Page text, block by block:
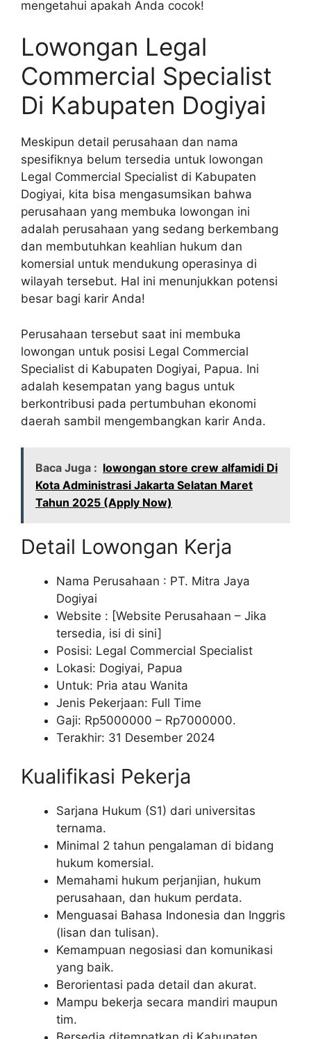
mengetahui apakah Anda cocok!
Lowongan Legal
Commercial Specialist
Di Kabupaten Dogiyai
Meskipun detail perusahaan dan nama
spesifiknya belum tersedia untuk lowongan
Legal Commercial Specialist di Kabupaten
Dogiyai, kita bisa mengasumsikan bahwa
perusahaan yang membuka lowongan ini
adalah perusahaan yang sedang berkembang
dan membutuhkan keahlian hukum dan
komersial untuk mendukung operasinya di
wilayah tersebut. Hal ini menunjukkan potensi
besar bagi karir Anda!
Perusahaan tersebut saat ini membuka
lowongan untuk posisi Legal Commercial
Specialist di Kabupaten Dogiyai, Papua. Ini
adalah kesempatan yang bagus untuk
berkontribusi pada pertumbuhan ekonomi
daerah sambil mengembangkan karir Anda.
Baca Juga : lowongan store crew alfamidi Di
Kota Administrasi Jakarta Selatan Maret
Tahun 2025 (Apply Now)
Detail Lowongan Kerja
Nama Perusahaan : PT. Mitra Jaya
Dogiyai
Website : [Website Perusahaan – Jika
tersedia, isi di sini]
Posisi: Legal Commercial Specialist
Lokasi: Dogiyai, Papua
Untuk: Pria atau Wanita
Jenis Pekerjaan: Full Time
Gaji: Rp5000000 – Rp7000000.
Terakhir: 31 Desember 2024
Kualifikasi Pekerja
Sarjana Hukum (S1) dari universitas
ternama.
Minimal 2 tahun pengalaman di bidang
hukum komersial.
Memahami hukum perjanjian, hukum
perusahaan, dan hukum perdata.
Menguasai Bahasa Indonesia dan Inggris
(lisan dan tulisan).
Kemampuan negosiasi dan komunikasi
yang baik.
Berorientasi pada detail dan akurat.
Mampu bekerja secara mandiri maupun
tim.